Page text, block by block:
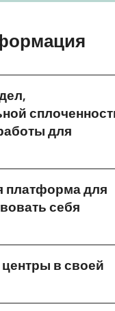
для
платформа для
себя
в своей